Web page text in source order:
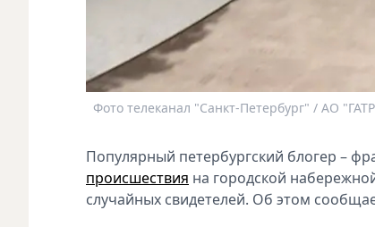
Фото телеканал "Санкт-Петербург" / АО
Популярный петербургский блогер –
происшествия на городской
случайных свидетелей. Об этом